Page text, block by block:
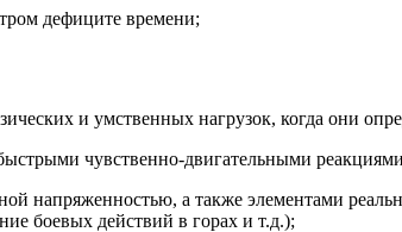
дефиците времени;
и умственных нагрузок, когда они
чувственно-двигательными
напряженностью, а также элементами
боевых действий в горах и т.д.);